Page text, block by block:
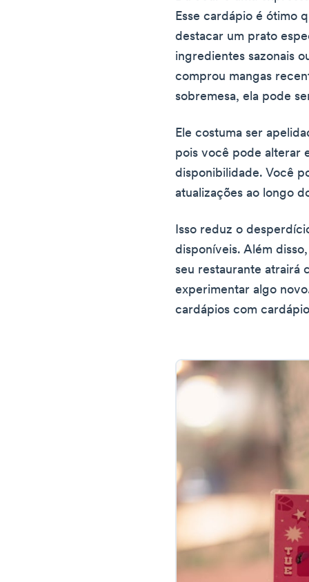
Esse cardápio é ótimo
destacar um prato
ingredientes sazonais
comprou mangas
sobremesa, ela pode
Ele costuma ser
pois você pode alterar
disponibilidade. Você
atualizações ao longo
Isso reduz o
disponíveis. Além
seu restaurante atrairá
experimentar algo
cardápios com